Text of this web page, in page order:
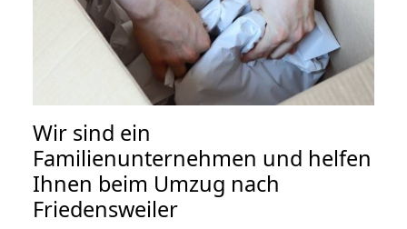
Wir sind ein
Familienunternehmen und helfen
Ihnen beim Umzug nach
Friedensweiler